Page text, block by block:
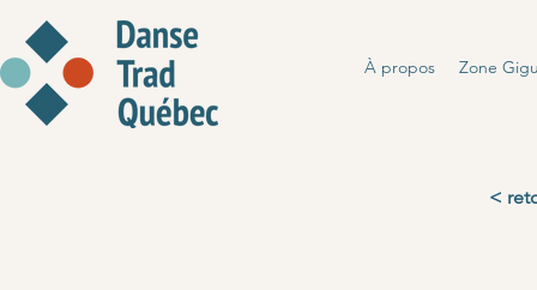
À propos Zone
<